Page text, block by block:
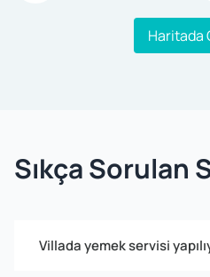
Haritada
Sıkça Sorulan
Villada yemek servisi